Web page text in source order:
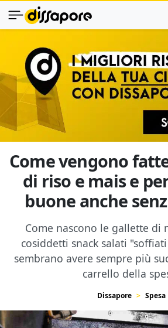
Come vengono
di riso e mais e
buone anche
Come nascono le gallette di
cosiddetti snack salati
sembrano avere sempre più
carrello della
Dissapore Spesa